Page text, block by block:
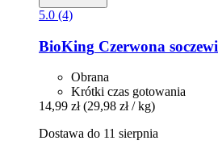
5.0 (4)
BioKing Czerwona
Obrana
Krótki czas gotowania
14,99 zł (29,98 zł / kg)
Dostawa do 11 sierpnia